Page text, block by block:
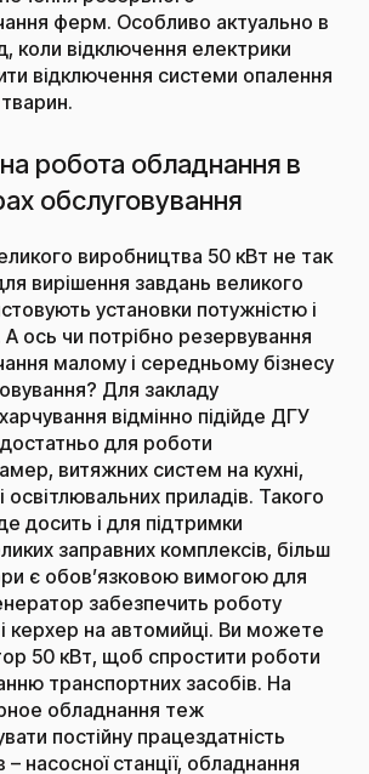
ферм. Особливо актуально в
коли відключення електрики
відключення системи опалення
тварин.
робота обладнання в
обслуговування
виробництва 50 кВт не так
вирішення завдань великого
установки потужністю і
А ось чи потрібно резервування
малому і середньому бізнесу
Для закладу
відмінно підійде ДГУ
для роботи
витяжних систем на кухні,
освітлювальних приладів. Такого
досить і для підтримки
заправних комплексів, більш
є обов’язковою вимогою для
забезпечить роботу
керхер на автомийці. Ви можете
50 кВт, щоб спростити роботи
транспортних засобів. На
обладнання теж
постійну працездатність
– насосної станції, обладнання